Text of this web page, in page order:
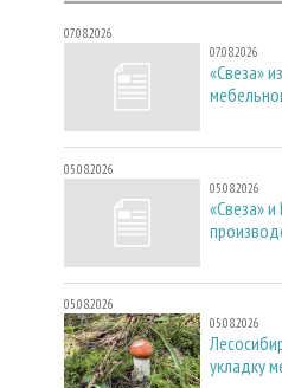
07.08.2026
07.08.2026
«Свеза»
05.08.2026
05.08.2026
«Свеза»
05.08.2026
05.08.2026
укладку